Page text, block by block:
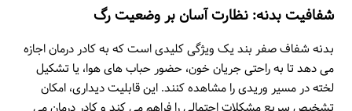
شفافیت بدنه: نظارت آسان بر وضعیت رگ
بدنه شفاف صفر بند یک ویژگی کلیدی است که به کادر درمان اجازه
می دهد تا به راحتی جریان خون، حضور حباب های هوا، یا تشکیل
لخته در مسیر وریدی را مشاهده کنند. این قابلیت دیداری، امکان